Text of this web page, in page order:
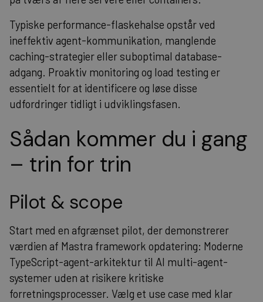
Typiske performance-flaskehalse opstår ved
ineffektiv agent-kommunikation, manglende
caching-strategier eller suboptimal database-
adgang. Proaktiv monitoring og load testing er
essentielt for at identificere og løse disse
udfordringer tidligt i udviklingsfasen.
Sådan kommer du i gang
– trin for trin
Pilot & scope
Start med en afgrænset pilot, der demonstrerer
værdien af Mastra framework opdatering: Moderne
TypeScript-agent-arkitektur til AI multi-agent-
systemer uden at risikere kritiske
forretningsprocesser. Vælg et use case med klar